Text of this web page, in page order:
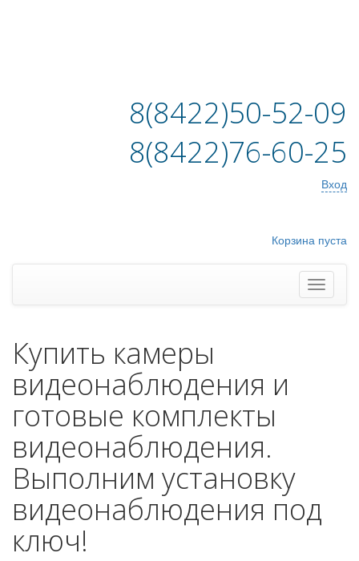
8(8422)50-52-09
8(8422)76-60-25
Вход
Корзина пуста
Купить камеры
видеонаблюдения и
готовые комплекты
видеонаблюдения.
Выполним установку
видеонаблюдения под
ключ!